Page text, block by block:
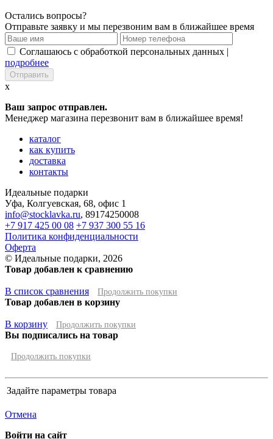
Остались вопросы?
Отправьте заявку и мы перезвоним вам в ближайшее время
Соглашаюсь с обработкой персональных данных |
подробнее
x
Ваш запрос отправлен.
Менеджер магазина перезвонит вам в ближайшее время!
каталог
как купить
доставка
контакты
Идеальные подарки
Уфа, Колгуевская, 68, офис 1
info@stocklavka.ru, 89174250008
+7 917 425 00 08 +7 937 300 55 16
Политика конфиденциальности
Оферта
© Идеальные подарки, 2026
Товар добавлен к сравнению
В список сравнения Продолжить покупки
Товар добавлен в корзину
В корзину Продолжить покупки
Вы подписались на товар
Продолжить покупки
Задайте параметры товара
Отмена
Войти на сайт